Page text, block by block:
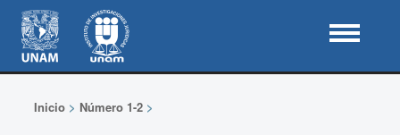
Inicio> Número 1-2>